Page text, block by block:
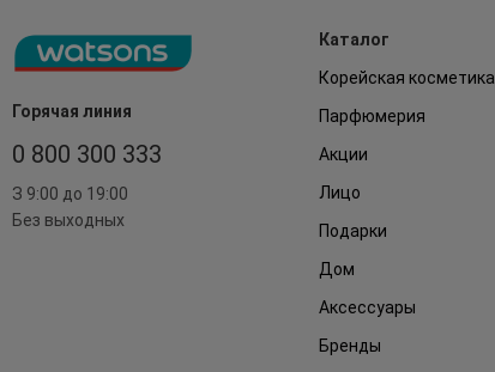
Горячая линия
0 800 300 333
З 9:00 до 19:00
Без выходных
Каталог
Корейская косметика
Парфюмерия
Акции
Лицо
Подарки
Дом
Аксессуары
Бренды